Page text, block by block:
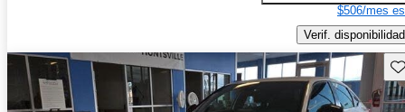
$506/mes
Verif. disponibilidad